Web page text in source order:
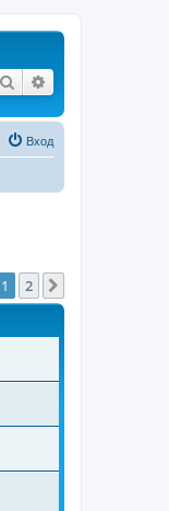
Поиск
Вход
1 2